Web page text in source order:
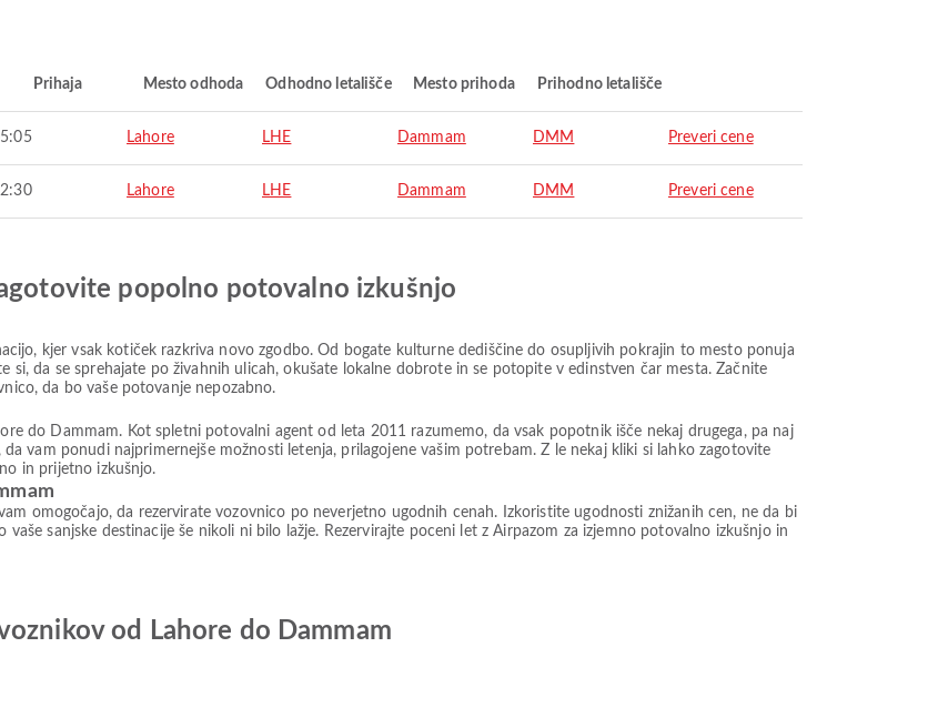
Prihaja Mesto odhoda Odhodno letališče Mesto prihoda Prihodno letališče
Lahore LHE Dammam DMM Preveri cene
Lahore LHE Dammam DMM Preveri cene
popolno potovalno izkušnjo
kjer vsak kotiček razkriva novo zgodbo. Od bogate kulturne dediščine do osupljivih pokrajin to mesto ponuja
si, da se sprehajate po živahnih ulicah, okušate lokalne dobrote in se potopite v edinstven čar mesta. Začnite
da bo vaše potovanje nepozabno.
do Dammam. Kot spletni potovalni agent od leta 2011 razumemo, da vsak popotnik išče nekaj drugega, pa naj
vam ponudi najprimernejše možnosti letenja, prilagojene vašim potrebam. Z le nekaj kliki si lahko zagotovite
in prijetno izkušnjo.
omogočajo, da rezervirate vozovnico po neverjetno ugodnih cenah. Izkoristite ugodnosti znižanih cen, ne da bi
sanjske destinacije še nikoli ni bilo lažje. Rezervirajte poceni let z Airpazom za izjemno potovalno izkušnjo in
od Lahore do Dammam